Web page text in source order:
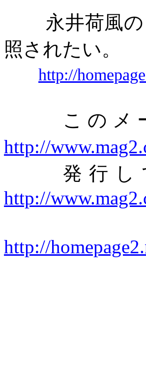
永井荷風
照されたい。
http://
このメ
http://
発行
http://
http://